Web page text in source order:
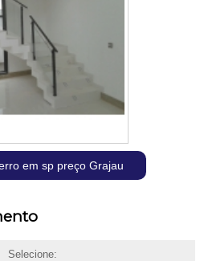
em sp preço Grajau
Selecione: